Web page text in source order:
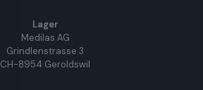
Lager
Medilas AG
Grindlenstrasse 3
CH-8954 Geroldswil